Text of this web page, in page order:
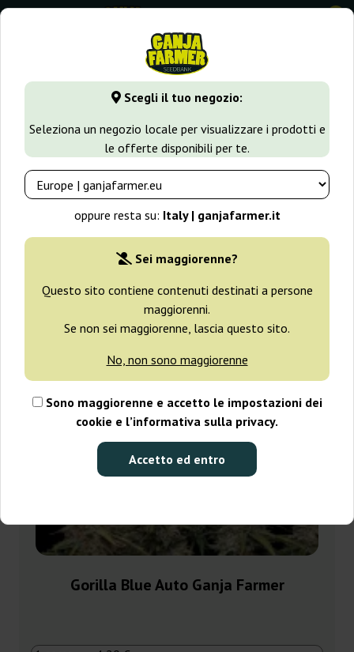
Scegli il tuo negozio:
Seleziona un negozio locale per visualizzare i prodotti e
le offerte disponibili per te.
oppure resta su: Italy | ganjafarmer.it
Sei maggiorenne?
Questo sito contiene contenuti destinati a persone
maggiorenni.
Se non sei maggiorenne, lascia questo sito.
No, non sono maggiorenne
Sono maggiorenne e accetto le impostazioni dei
cookie e l’informativa sulla privacy.
Accetto ed entro
0
GanjaFarmer.it Varietà di Cannabis Gorilla Glue
Gorilla Glue Semi
Filtri Ordinamento
Gorilla Blue Auto Ganja Farmer